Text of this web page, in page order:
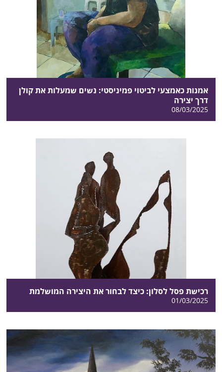
אמנות כאמצעי לביטוי פמיניסטי: נשים שמעלות את קולן
דרך יצירה
08/03/2025
רכישת פסל לסלון: כיצד לבחור את היצירה המושלמת
01/03/2025